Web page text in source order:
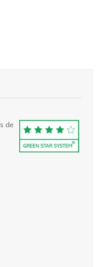
de